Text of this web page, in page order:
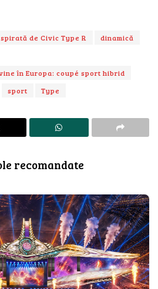
de Civic Type R
dinamică
în Europa: coupé sport hibrid
sport Type
recomandate